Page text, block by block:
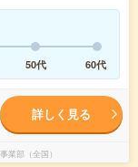
50代 60代
詳しく見る
部（全国）